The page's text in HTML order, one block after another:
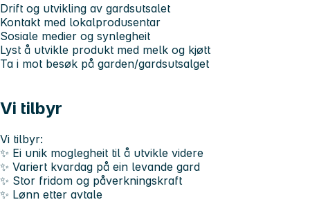
Drift og utvikling av gardsutsalet
Kontakt med lokalprodusentar
Sosiale medier og synlegheit
Lyst å utvikle produkt med melk og kjøtt
Ta i mot besøk på garden/gardsutsalget
Vi tilbyr
Vi tilbyr:
✨ Ei unik moglegheit til å utvikle videre
✨ Variert kvardag på ein levande gard
✨ Stor fridom og påverkningskraft
✨ Lønn etter avtale